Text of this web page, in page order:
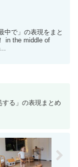
中で」の表現をまと
in the middle of
する」の表現まとめ